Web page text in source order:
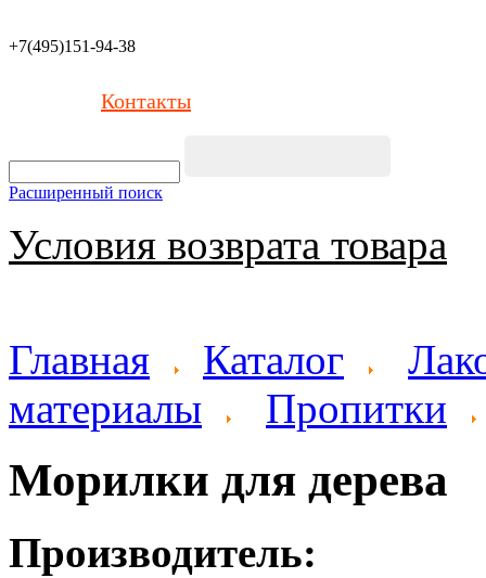
+7(495)151-94-38
Контакты
Расширенный поиск
Условия возврата товара
Главная Каталог
материалы
Пропитки
Морилки для дерева
Производитель: